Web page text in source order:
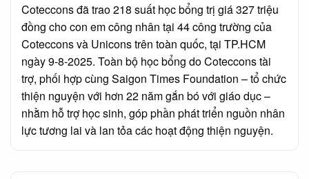
Coteccons đã trao 218 suất học bổng trị giá 327 triệu
đồng cho con em công nhân tại 44 công trường của
Coteccons và Unicons trên toàn quốc, tại TP.HCM
ngày 9-8-2025. Toàn bộ học bổng do Coteccons tài
trợ, phối hợp cùng Saigon Times Foundation – tổ chức
thiện nguyện với hơn 22 năm gắn bó với giáo dục –
nhằm hỗ trợ học sinh, góp phần phát triển nguồn nhân
lực tương lai và lan tỏa các hoạt động thiện nguyện.